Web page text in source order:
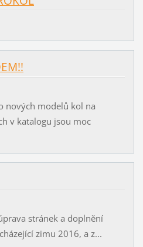
nových modelů kol na
v katalogu jsou moc
stránek a doplnění
zimu 2016, a z...